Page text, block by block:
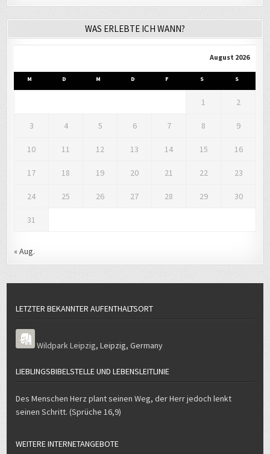
WAS ERLEBTE ICH WANN?
August 2026
M D M D F S S
1 2
3 4 5 6 7 8 9
10 11 12 13 14 15 16
17 18 19 20 21 22 23
24 25 26 27 28 29 30
31
« Aug.
LETZTER BEKANNTER AUFENTHALTSORT
Wildpark Leipzig,Leipzig,Germany
LIEBLINGSBIBELSTELLE UND LEBENSLEITLINIE
Des Menschen Herz plant seinen Weg, der Herr jedoch lenkt
seinen Schritt. (Sprüche 16,9)
WEITERE INTERNETANGEBOTE